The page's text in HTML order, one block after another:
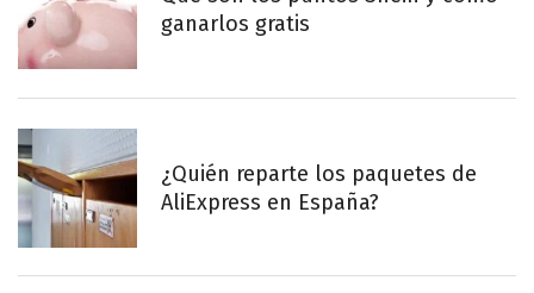
ganarlos gratis
¿Quién reparte los paquetes de
AliExpress en España?